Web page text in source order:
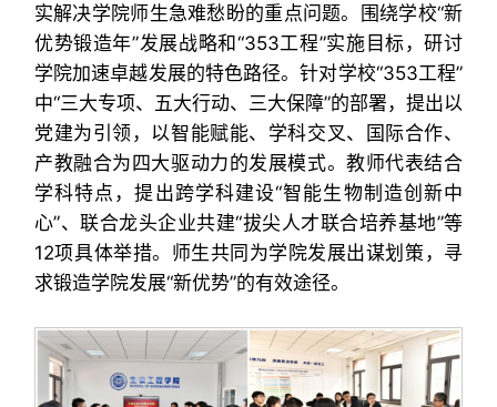
实解决学院师生急难愁盼的重点问题。围绕学校“新
优势锻造年”发展战略和“353工程”实施目标，研讨
学院加速卓越发展的特色路径。针对学校“353工程”
中“三大专项、五大行动、三大保障”的部署，提出以
党建为引领，以智能赋能、学科交叉、国际合作、
产教融合为四大驱动力的发展模式。教师代表结合
学科特点，提出跨学科建设“智能生物制造创新中
心”、联合龙头企业共建“拔尖人才联合培养基地”等
12项具体举措。师生共同为学院发展出谋划策，寻
求锻造学院发展“新优势”的有效途径。